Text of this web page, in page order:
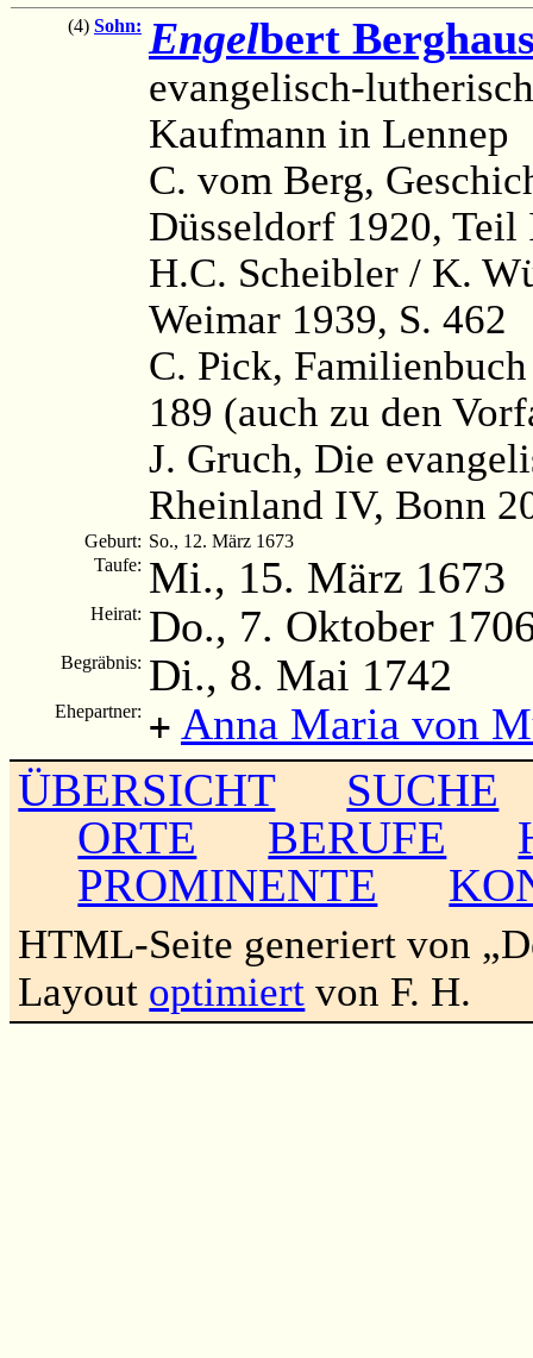
(4) Sohn: Engelbert
evangelisch-
Kaufmann in Lennep
C. vom Berg,
Düsseldorf 1920, Teil
H.C. Scheibler / K.
Weimar 1939, S. 462
C. Pick,
189 (auch zu den
J. Gruch, Die
Rheinland IV, Bonn
Geburt: So., 12. März 1673
Taufe: Mi., 15. März 1673
Heirat: Do., 7. Oktober
Begräbnis: Di., 8. Mai 1742
Ehepartner: + Anna Maria von
ÜBERSICHT
SUCHE
ORTE
BERUFE
PROMINENTE
HTML-Seite generiert von
Layout optimiert von F. H.